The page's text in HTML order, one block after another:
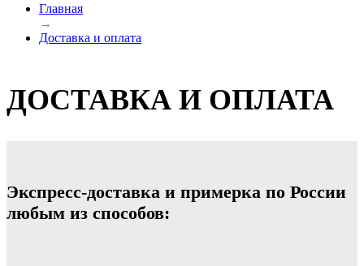
Главная
→
Доставка и оплата
ДОСТАВКА И ОПЛАТА
Экспресс-доставка и примерка по России
любым из способов: